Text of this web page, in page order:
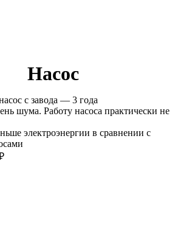
Насос
с завода — 3 года
шума. Работу насоса практически не
электроэнергии в сравнении с